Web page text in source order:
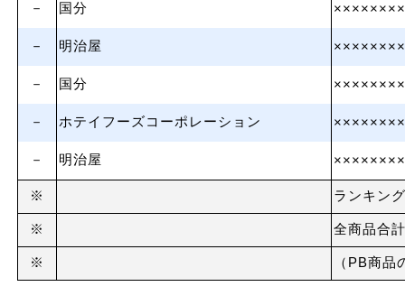
－ 国分
－ 明治屋
－ 国分
－ ホテイフーズコーポレーション
－ 明治屋
※ ランキン
※ 全商品合計
※ （PB商品